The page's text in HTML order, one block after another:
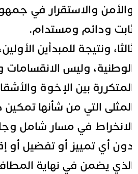
والاستقرار في
ودائم ومستدام.
ونتيجة للمبدأين
وليس الانقسامات
بين الإخوة
التي من شأنها تمكين
في مسار شامل
أي تمييز أو تفضيل أو
يضمن في نهاية